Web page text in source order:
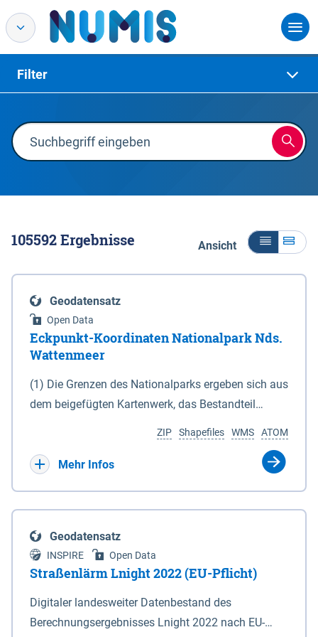
Filter
105592Ergebnisse Ansicht
Geodatensatz
Open Data
Eckpunkt-Koordinaten Nationalpark Nds.
Wattenmeer
(1) Die Grenzen des Nationalparks ergeben sich aus
dem beigefügten Kartenwerk, das Bestandteil
(DTK) im Maßstab 1 : 100 000 (Anlage 2), 2.
verkleinerte Amtliche Karte 1 : 5 000 (AK5) im
projizierte Koordinaten im Europäischen
Terrestrischen Referenzsystem 1989 (ETRS 89) mit
der Universalen Transversalen Mercator-Abbildung
bezogen auf die Zone 32 N (UTM 32N) dargestellt
(Anlage 4); Gleiches gilt für die geografischen
ATOM
WMS
Shapefiles
ZIP
Mehr Infos
Geodatensatz
INSPIRE Open Data
Straßenlärm Lnight 2022 (EU-Pflicht)
Digitaler landesweiter Datenbestand des
Berechnungsergebnisses Lnight 2022 nach EU-